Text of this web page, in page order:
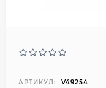
АРТИКУЛ: V49254